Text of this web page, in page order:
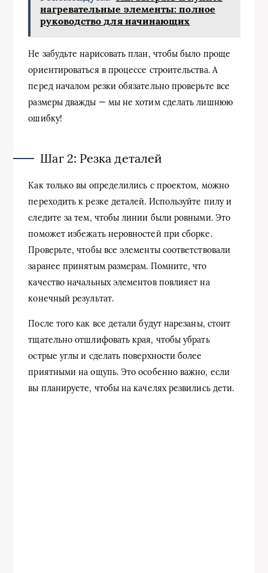
нагревательные элементы: полное
руководство для начинающих
Не забудьте нарисовать план, чтобы было проще
ориентироваться в процессе строительства. А
перед началом резки обязательно проверьте все
размеры дважды — мы не хотим сделать лишнюю
ошибку!
Шаг 2: Резка деталей
Как только вы определились с проектом, можно
переходить к резке деталей. Используйте пилу и
следите за тем, чтобы линии были ровными. Это
поможет избежать неровностей при сборке.
Проверьте, чтобы все элементы соответствовали
заранее принятым размерам. Помните, что
качество начальных элементов повлияет на
конечный результат.
После того как все детали будут нарезаны, стоит
тщательно отшлифовать края, чтобы убрать
острые углы и сделать поверхности более
приятными на ощупь. Это особенно важно, если
вы планируете, чтобы на качелях резвились дети.